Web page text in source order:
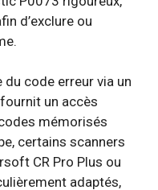
d’exclure ou
code erreur via un
un accès
mémorisés
certains scanners
CR Pro Plus ou
adaptés,